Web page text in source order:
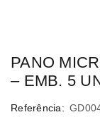
PANO
– EMB. 5
Referência: